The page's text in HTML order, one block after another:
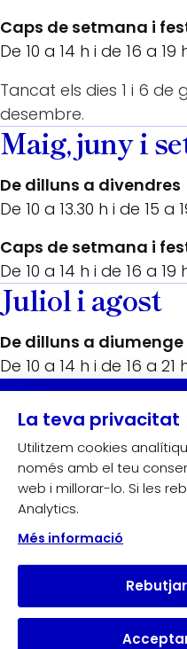
Caps de setmana i
De 10 a 14 h i de 16 a 19
Tancat els dies 1 i 6 de
desembre.
Maig, juny i
De dilluns a divendres
De 10 a 13.30 h i de 15 a
Caps de setmana i
De 10 a 14 h i de 16 a 19
Juliol i agost
De dilluns a diumenge
De 10 a 14 h i de 16 a 21
La teva privacitat
Utilitzem cookies
només amb el teu
web i millorar-lo. Si les
Analytics.
Més informació